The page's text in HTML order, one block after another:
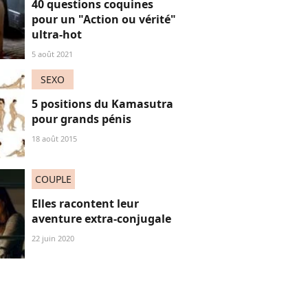
40 questions coquines
pour un "Action ou vérité"
ultra-hot
5 août 2021
SEXO
5 positions du Kamasutra
pour grands pénis
18 août 2015
COUPLE
Elles racontent leur
aventure extra-conjugale
22 juin 2020